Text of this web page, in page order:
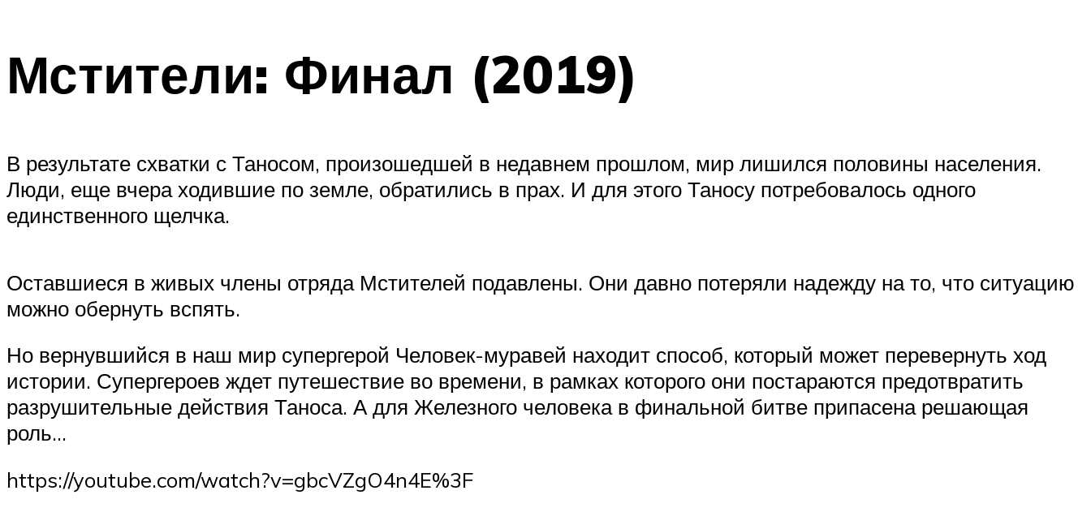
Мстители: Финал (2019)
В результате схватки с Таносом, произошедшей в недавнем прошлом, мир лишился половины населения.
Люди, еще вчера ходившие по земле, обратились в прах. И для этого Таносу потребовалось одного
единственного щелчка.
Оставшиеся в живых члены отряда Мстителей подавлены. Они давно потеряли надежду на то, что ситуацию
можно обернуть вспять.
Но вернувшийся в наш мир супергерой Человек-муравей находит способ, который может перевернуть ход
истории. Супергероев ждет путешествие во времени, в рамках которого они постараются предотвратить
разрушительные действия Таноса. А для Железного человека в финальной битве припасена решающая
роль…
https://youtube.com/watch?v=gbcVZgO4n4E%3F